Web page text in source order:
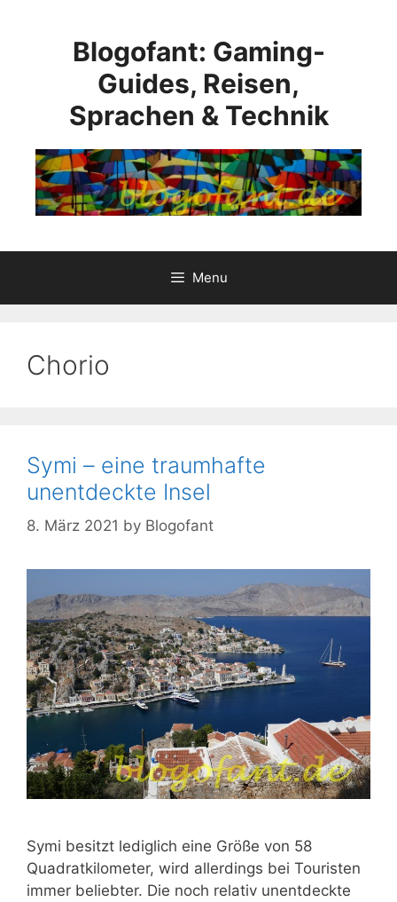
Blogofant: Gaming-
Guides, Reisen,
Sprachen & Technik
Menu
Chorio
Symi – eine traumhafte
unentdeckte Insel
8. März 2021 by Blogofant
Symi besitzt lediglich eine Größe von 58
Quadratkilometer, wird allerdings bei Touristen
immer beliebter. Die noch relativ unentdeckte